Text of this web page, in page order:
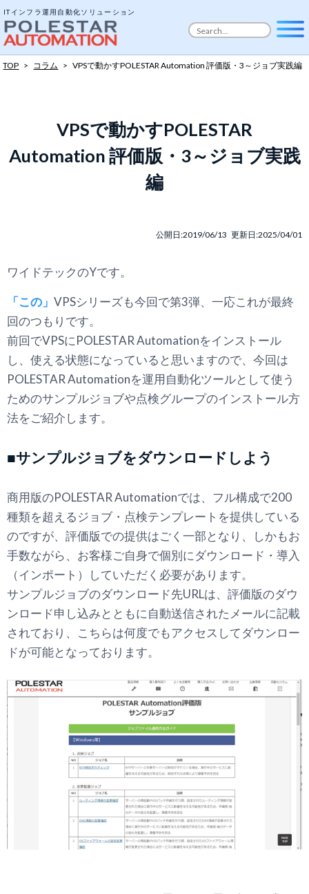
ITインフラ運用自動化ソリューション
TOP > コラム > VPSで動かすPOLESTAR Automation 評価版・3～ジョブ実践編
VPSで動かすPOLESTAR
Automation 評価版・3～ジョブ実践
編
公開日:2019/06/13 更新日:2025/04/01
ワイドテックのYです。
「この」 VPSシリーズも今回で第3弾、一応これが最終
回のつもりです。
前回でVPSにPOLESTAR Automationをインストール
し、使える状態になっていると思いますので、今回は
POLESTAR Automationを運用自動化ツールとして使う
ためのサンプルジョブや点検グループのインストール方
法をご紹介します。
■サンプルジョブをダウンロードしよう
商用版のPOLESTAR Automationでは、フル構成で200
種類を超えるジョブ・点検テンプレートを提供している
のですが、評価版での提供はごく一部となり、しかもお
手数ながら、お客様ご自身で個別にダウンロード・導入
（インポート）していただく必要があります。
サンプルジョブのダウンロード先URLは、評価版のダウ
ンロード申し込みとともに自動送信されたメールに記載
されており、こちらは何度でもアクセスしてダウンロー
ドが可能となっております。